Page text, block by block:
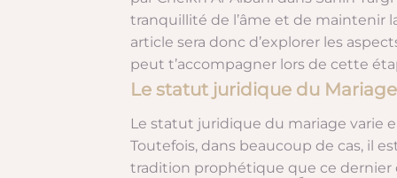
tranquillité de l’âme et de
article sera donc d’explorer les
peut t’accompagner lors de cette
Le statut juridique du
Le statut juridique du mariage varie
Toutefois, dans beaucoup de cas, il
tradition prophétique que ce dernier